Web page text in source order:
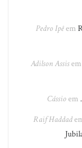
Pedro Ipêem
Adilson Assisem
Cássioem
Raif Haddad